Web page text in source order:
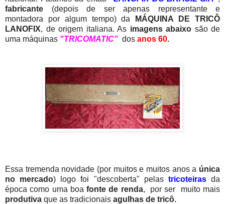
fabricante (depois de ser apenas representante e
montadora por algum tempo) da
MÁQUINA DE TRICÔ
LANOFIX, de origem italiana. As imagens abaixo são de
uma máquinas "TRICOMATIC" dos anos 60.
Essa tremenda novidade (por muitos e muitos anos a única
no mercado) logo foi "descoberta" pelas tricoteirasda
época como uma boa fonte de renda,
por ser muito mais
produtiva que as tradicionais agulhas de tricô.